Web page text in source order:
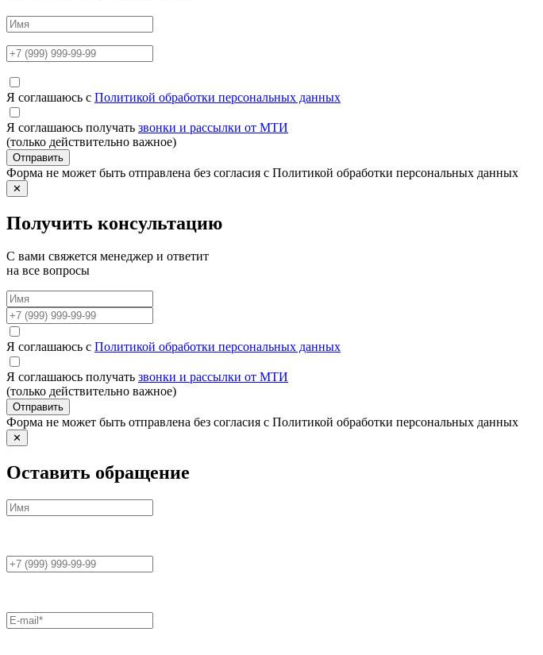
Я соглашаюсь с Политикой обработки персональных данных
Я соглашаюсь получать звонки и рассылки от МТИ
(только действительно важное)
Отправить
Форма не может быть отправлена без согласия с Политикой обработки персональных данных
✕
Получить консультацию
С вами свяжется менеджер и ответит
на все вопросы
Я соглашаюсь с Политикой обработки персональных данных
Я соглашаюсь получать звонки и рассылки от МТИ
(только действительно важное)
Отправить
Форма не может быть отправлена без согласия с Политикой обработки персональных данных
✕
Оставить обращение